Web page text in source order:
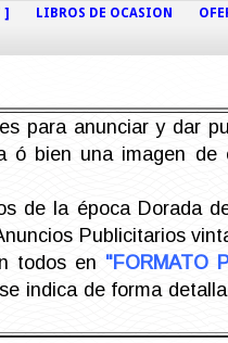
] LIBROS DE OCASION
para anunciar y dar
ó bien una imagen
de la época Dorada
Publicitarios
todos en "FORMATO
indica de forma